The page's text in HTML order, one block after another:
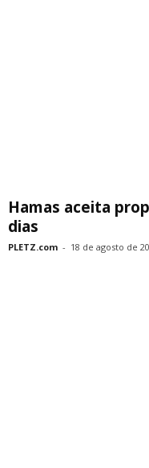
Hamas aceita
dias
PLETZ.com - 18 de agosto de